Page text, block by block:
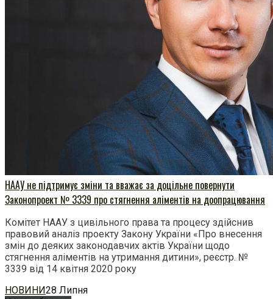
НААУ не підтримує зміни та вважає за доцільне повернути
Законопроект № 3339 про стягнення аліментів на доопрацювання
Комітет НААУ з цивільного права та процесу здійснив
правовий аналіз проекту Закону України «Про внесення
змін до деяких законодавчих актів України щодо
стягнення аліментів на утримання дитини», реєстр. №
3339 від 14 квітня 2020 року
НОВИНИ28 Липня